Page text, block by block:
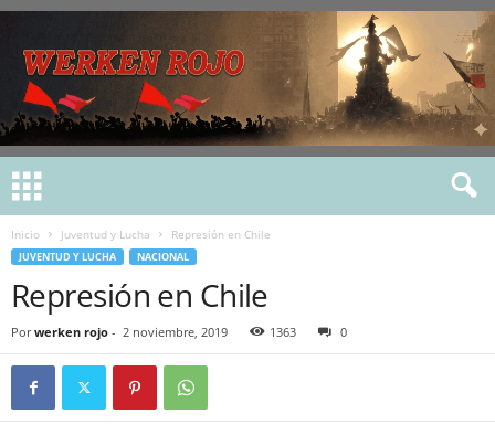
Inicio Juventud y Lucha Represión en Chile
JUVENTUD Y LUCHA NACIONAL
Represión en Chile
Por werken rojo - 2 noviembre, 2019 1363 0